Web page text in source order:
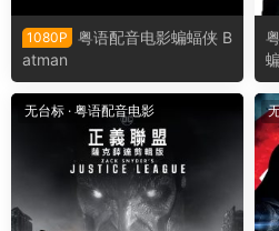
1080P
粤语配音电影蝙蝠侠 B
atman
无台标 · 粤语配音电影